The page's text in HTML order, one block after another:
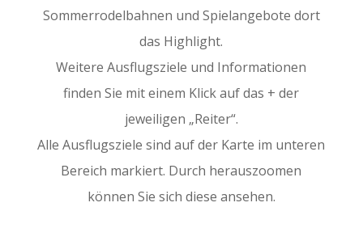
Sommerrodelbahnen und Spielangebote dort
das Highlight.
Weitere Ausflugsziele und Informationen
finden Sie mit einem Klick auf das + der
jeweiligen „Reiter“.
Alle Ausflugsziele sind auf der Karte im unteren
Bereich markiert. Durch herauszoomen
können Sie sich diese ansehen.